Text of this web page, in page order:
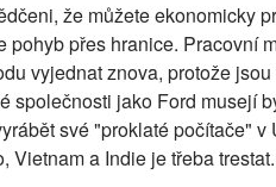
že můžete ekonomicky
pohyb přes hranice. Pracovní
vyjednat znova, protože
společnosti jako Ford musejí
své "proklaté počítače"
Vietnam a Indie je třeba trestat.